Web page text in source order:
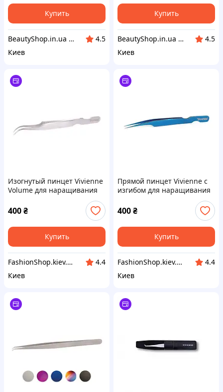
Купить
BeautyShop.in.ua - Интернет-магазин по продаже материалов красоты, Телеграм @Beautyshopinua
4.5
Киев
Купить
BeautyShop.in.ua - Интернет-магазин по продаже материалов красоты, Телеграм @Beautyshopinua
4.5
Киев
Изогнутый пинцет Vivienne
Volume для наращивания
400₴
Купить
FashionShop.kiev.ua - Материалы для красоты
4.4
Киев
Прямой пинцет Vivienne с
изгибом для наращивания
400₴
Купить
FashionShop.kiev.ua - Материалы для красоты
4.4
Киев